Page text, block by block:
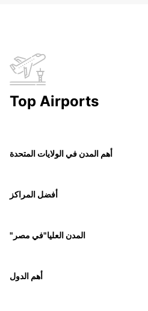
Top Airports
أهم المدن في الولايات المتحدة
أفضل المراكز
"المدن العليا"في مصر
أهم الدول